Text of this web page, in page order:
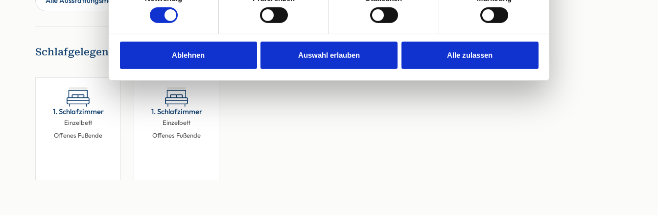
Ablehnen Auswahl erlauben Alle zulassen
Schlafgelegenheiten
1. Schlafzimmer
Einzelbett
Offenes Fußende
1. Schlafzimmer
Einzelbett
Offenes Fußende